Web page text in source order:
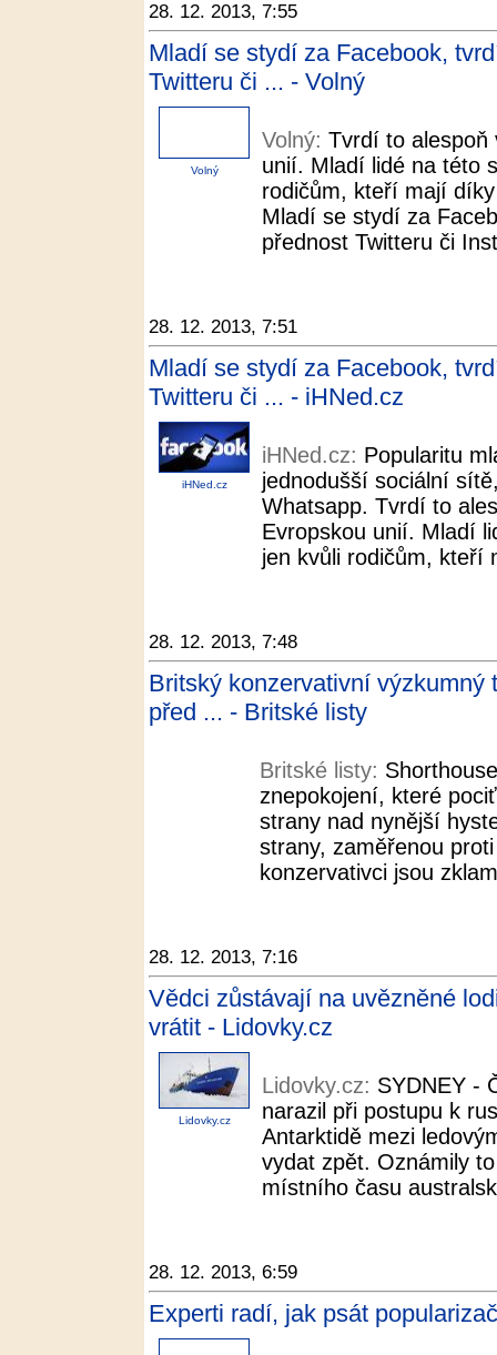
28. 12. 2013, 7:55
Mladí se stydí za Facebook,
Twitteru či ... - Volný
Volný
Volný: Tvrdí to alespoň
unií. Mladí lidé na této
rodičům, kteří mají
Mladí se stydí za
přednost Twitteru či
28. 12. 2013, 7:51
Mladí se stydí za Facebook,
Twitteru či ... - iHNed.cz
iHNed.cz
iHNed.cz: Popularitu
jednodušší sociální
Whatsapp. Tvrdí to
Evropskou unií. Mladí
jen kvůli rodičům, kteří
28. 12. 2013, 7:48
Britský konzervativní výzkumný
před ... - Britské listy
Britské listy:
znepokojení, které
strany nad nynější
strany, zaměřenou
konzervativci jsou
28. 12. 2013, 7:16
Vědci zůstávají na uvězněné
vrátit - Lidovky.cz
Lidovky.cz
Lidovky.cz: SYDNEY -
narazil při postupu k
Antarktidě mezi
vydat zpět. Oznámily
místního času
28. 12. 2013, 6:59
Experti radí, jak psát